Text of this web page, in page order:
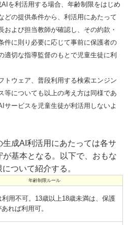
を利活用する場合、年齢制限をはじめ
どの提供条件から、利活用にあたって
よび担当教師が確認し、その約款・
件に則り必要に応じて事前に保護者の
適切な指導監督のもとで児童生徒に利
ウェア、普段利用する検索エンジン
等についても以上の考え方は同様であ
サービスを児童生徒が利活用しないよ
成AI利活用にあたっては各サ
基本となる。以下で、おもな
ついて紹介する。
年齢制限ルール
利用不可。13歳以上18歳未満は、保護
れば利用可。